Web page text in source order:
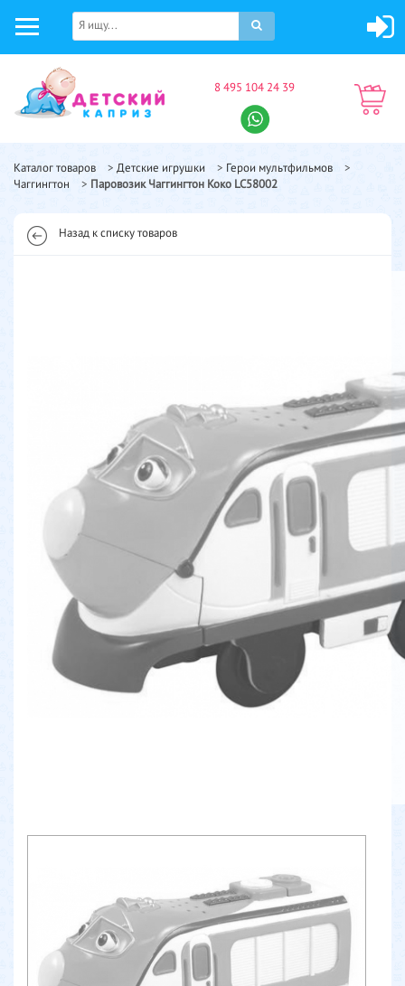
8 495 104 24 39
Каталог товаров > Детские игрушки > Герои мультфильмов
>
Чаггингтон
> Паровозик Чаггингтон Коко LC58002
Назад к списку товаров